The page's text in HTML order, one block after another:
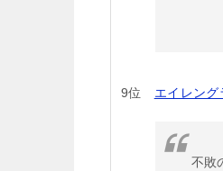
9位 エイレン
不敗